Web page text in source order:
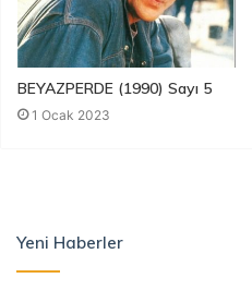
BEYAZPERDE (1990) Sayı 5
1 Ocak 2023
Yeni Haberler